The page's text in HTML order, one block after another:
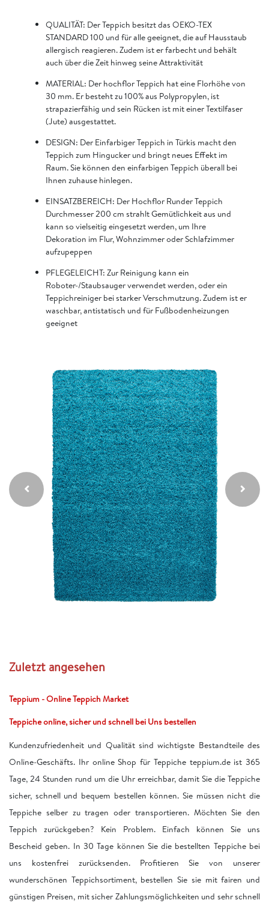
QUALITÄT: Der Teppich besitzt das OEKO-TEX
STANDARD 100 und für alle geeignet, die auf Hausstaub
allergisch reagieren. Zudem ist er farbecht und behält
auch über die Zeit hinweg seine Attraktivität
MATERIAL: Der hochflor Teppich hat eine Florhöhe von
30 mm. Er besteht zu 100% aus Polypropylen, ist
strapazierfähig und sein Rücken ist mit einer Textilfaser
(Jute) ausgestattet.
DESIGN: Der Einfarbiger Teppich in Türkis macht den
Teppich zum Hingucker und bringt neues Effekt im
Raum. Sie können den einfarbigen Teppich überall bei
Ihnen zuhause hinlegen.
EINSATZBEREICH: Der Hochflor Runder Teppich
Durchmesser 200 cm strahlt Gemütlichkeit aus und
kann so vielseitig eingesetzt werden, um Ihre
Dekoration im Flur, Wohnzimmer oder Schlafzimmer
aufzupeppen
PFLEGELEICHT: Zur Reinigung kann ein
Roboter-/Staubsauger verwendet werden, oder ein
Teppichreiniger bei starker Verschmutzung. Zudem ist er
waschbar, antistatisch und für Fußbodenheizungen
geeignet
Zuletzt angesehen
Teppium - Online Teppich Market
Teppiche online, sicher und schnell bei Uns bestellen
Kundenzufriedenheit und Qualität sind wichtigste Bestandteile des
Online-Geschäfts. Ihr online Shop für Teppiche teppium.de ist 365
Tage, 24 Stunden rund um die Uhr erreichbar, damit Sie die Teppiche
sicher, schnell und bequem bestellen können. Sie müssen nicht die
Teppiche selber zu tragen oder transportieren. Möchten Sie den
Teppich zurückgeben? Kein Problem. Einfach können Sie uns
Bescheid geben. In 30 Tage können Sie die bestellten Teppiche bei
uns kostenfrei zurücksenden. Profitieren Sie von unserer
wunderschönen Teppichsortiment, bestellen Sie sie mit fairen und
günstigen Preisen, mit sicher Zahlungsmöglichkeiten und sehr schnell